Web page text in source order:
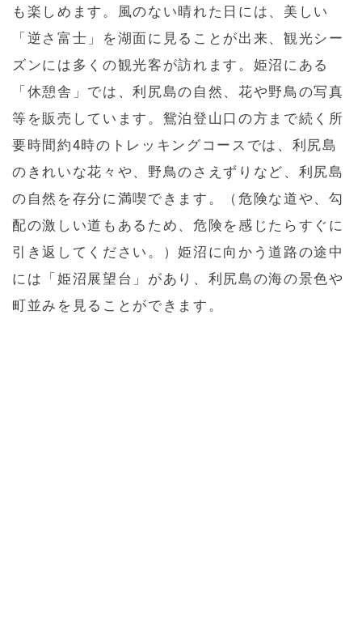
も楽しめます。風のない晴れた日には、美しい
「逆さ富士」を湖面に見ることが出来、観光シー
ズンには多くの観光客が訪れます。姫沼にある
「休憩舎」では、利尻島の自然、花や野鳥の写真
等を販売しています。鴛泊登山口の方まで続く所
要時間約4時のトレッキングコースでは、利尻島
のきれいな花々や、野鳥のさえずりなど、利尻島
の自然を存分に満喫できます。（危険な道や、勾
配の激しい道もあるため、危険を感じたらすぐに
引き返してください。）姫沼に向かう道路の途中
には「姫沼展望台」があり、利尻島の海の景色や
町並みを見ることができます。